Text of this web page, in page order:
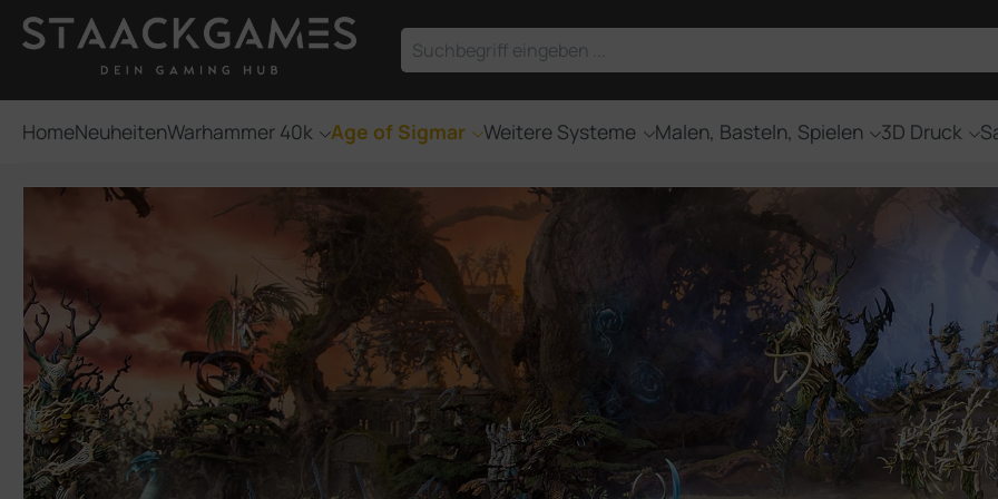
Hauptinhalt springen
Zur Suche springen
HomeNeuheitenWarhammer 40k Age of Sigmar Weitere Systeme Malen, Basteln, Spielen 3D Druck